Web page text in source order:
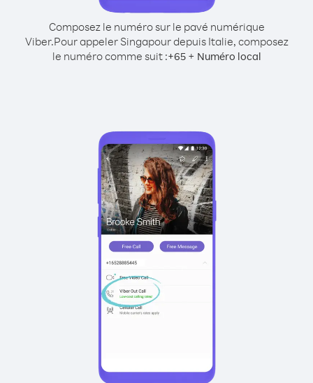
Composez le numéro sur le pavé numérique
Viber.Pour appeler Singapour depuis Italie, composez
le numéro comme suit :+65+ Numéro local